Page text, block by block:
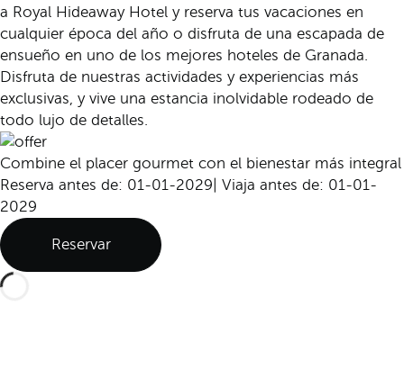
a Royal Hideaway Hotel y reserva tus vacaciones en
cualquier época del año o disfruta de una escapada de
ensueño en uno de los mejores hoteles de Granada.
Disfruta de nuestras actividades y experiencias más
exclusivas, y vive una estancia inolvidable rodeado de
todo lujo de detalles.
Combine el placer gourmet con el bienestar más integral
Reserva antes de: 01-01-2029 Viaja antes de: 01-01-
2029
Reservar